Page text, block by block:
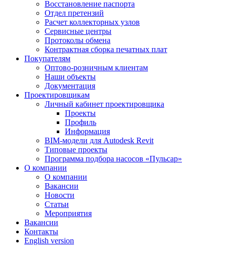
Восстановление паспорта
Отдел претензий
Расчет коллекторных узлов
Сервисные центры
Протоколы обмена
Контрактная сборка печатных плат
Покупателям
Оптово-розничным клиентам
Наши объекты
Документация
Проектировщикам
Личный кабинет проектировщика
Проекты
Профиль
Информация
BIM-модели для Autodesk Revit
Типовые проекты
Программа подбора насосов «Пульсар»
О компании
О компании
Вакансии
Новости
Статьи
Мероприятия
Вакансии
Контакты
English version